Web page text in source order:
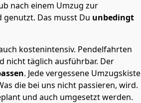
nach einem Umzug zur
genutzt. Das musst Du unbedingt
kostenintensiv. Pendelfahrten
nicht täglich ausführbar. Der
. Jede vergessene Umzugskiste
die bei uns nicht passieren, wird.
und auch umgesetzt werden.